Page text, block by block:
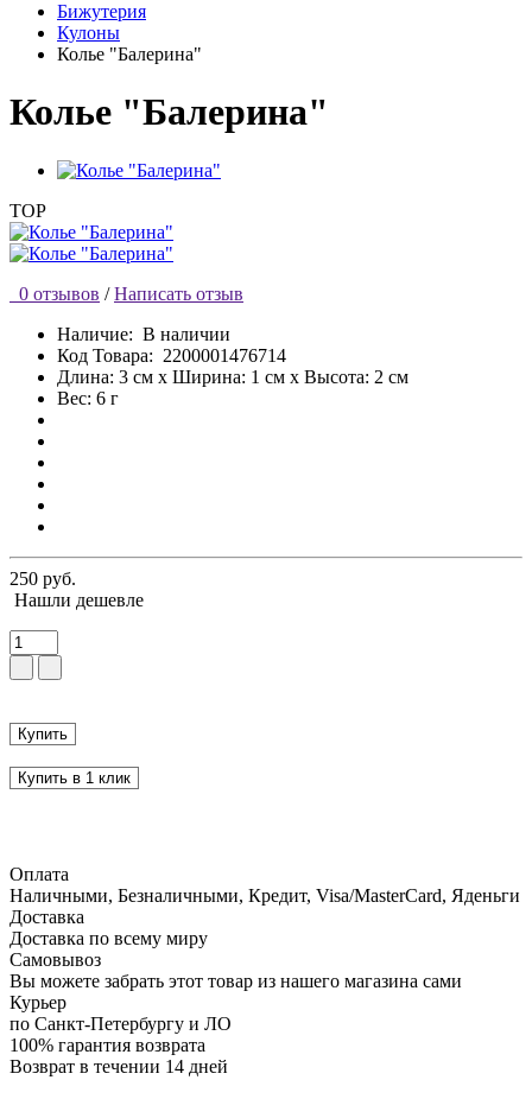
Бижутерия
Кулоны
Колье "Балерина"
Колье "Балерина"
TOP
0 отзывов / Написать отзыв
Наличие: В наличии
Код Товара: 2200001476714
Длина: 3 см x Ширина: 1 см x Высота: 2 см
Вес: 6 г
250 руб.
Нашли дешевле
Купить
Купить в 1 клик
Оплата
Наличными, Безналичными, Кредит, Visa/MasterCard, Яденьги
Доставка
Доставка по всему миру
Самовывоз
Вы можете забрать этот товар из нашего магазина сами
Курьер
по Санкт-Петербургу и ЛО
100% гарантия возврата
Возврат в течении 14 дней